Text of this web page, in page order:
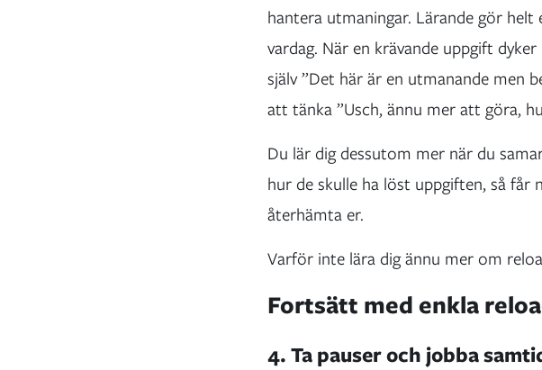
hantera utmaningar. Lärande gör
vardag. När en krävande uppgift
själv ”Det här är en utmanande men
att tänka ”Usch, ännu mer att göra,
Du lär dig dessutom mer när du
hur de skulle ha löst uppgiften, så får
återhämta er.
Varför inte lära dig ännu mer om
Fortsätt med enkla
4. Ta pauser och jobba